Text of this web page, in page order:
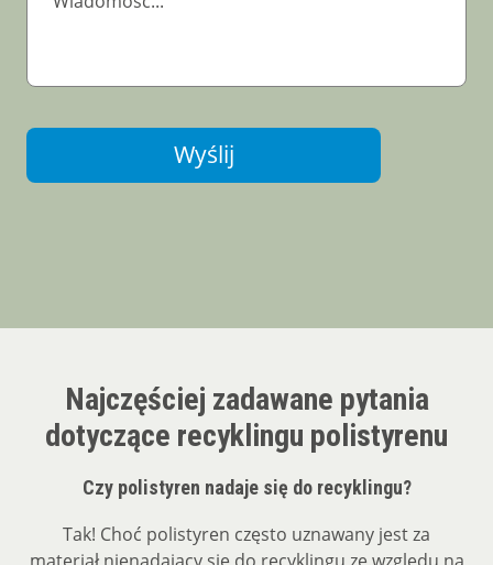
Wyślij
Najczęściej zadawane pytania
dotyczące recyklingu polistyrenu
Czy polistyren nadaje się do recyklingu?
Tak! Choć polistyren często uznawany jest za
materiał nienadający się do recyklingu ze względu na